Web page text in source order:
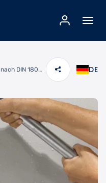
Barrierefreies Bad nach DIN 18040: Maße, KfW-Förderung & Umbau DE